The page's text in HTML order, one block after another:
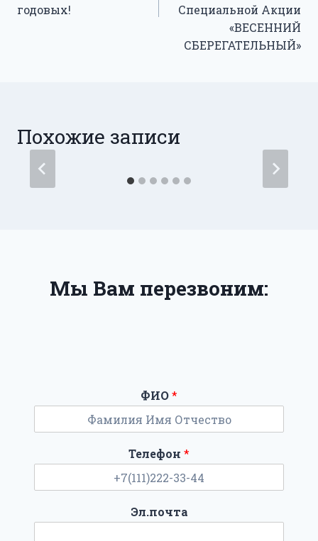
годовых!
Специальной Акции
«ВЕСЕННИЙ
СБЕРЕГАТЕЛЬНЫЙ»
Похожие записи
Мы Вам перезвоним:
ФИО*
Телефон *
Эл.почта